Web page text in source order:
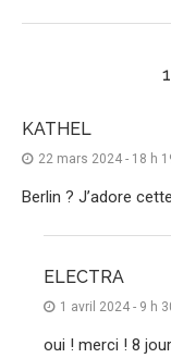
KATHEL
22 mars 2024 - 18 h
Berlin ? J’adore
ELECTRA
1 avril 2024 - 9 h
oui ! merci ! 8